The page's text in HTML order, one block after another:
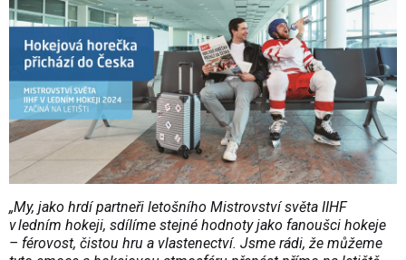
„My, jako hrdí partneři letošního Mistrovství světa IIHF
v ledním hokeji, sdílíme stejné hodnoty jako fanoušci hokeje
– férovost, čistou hru a vlastenectví. Jsme rádi, že můžeme